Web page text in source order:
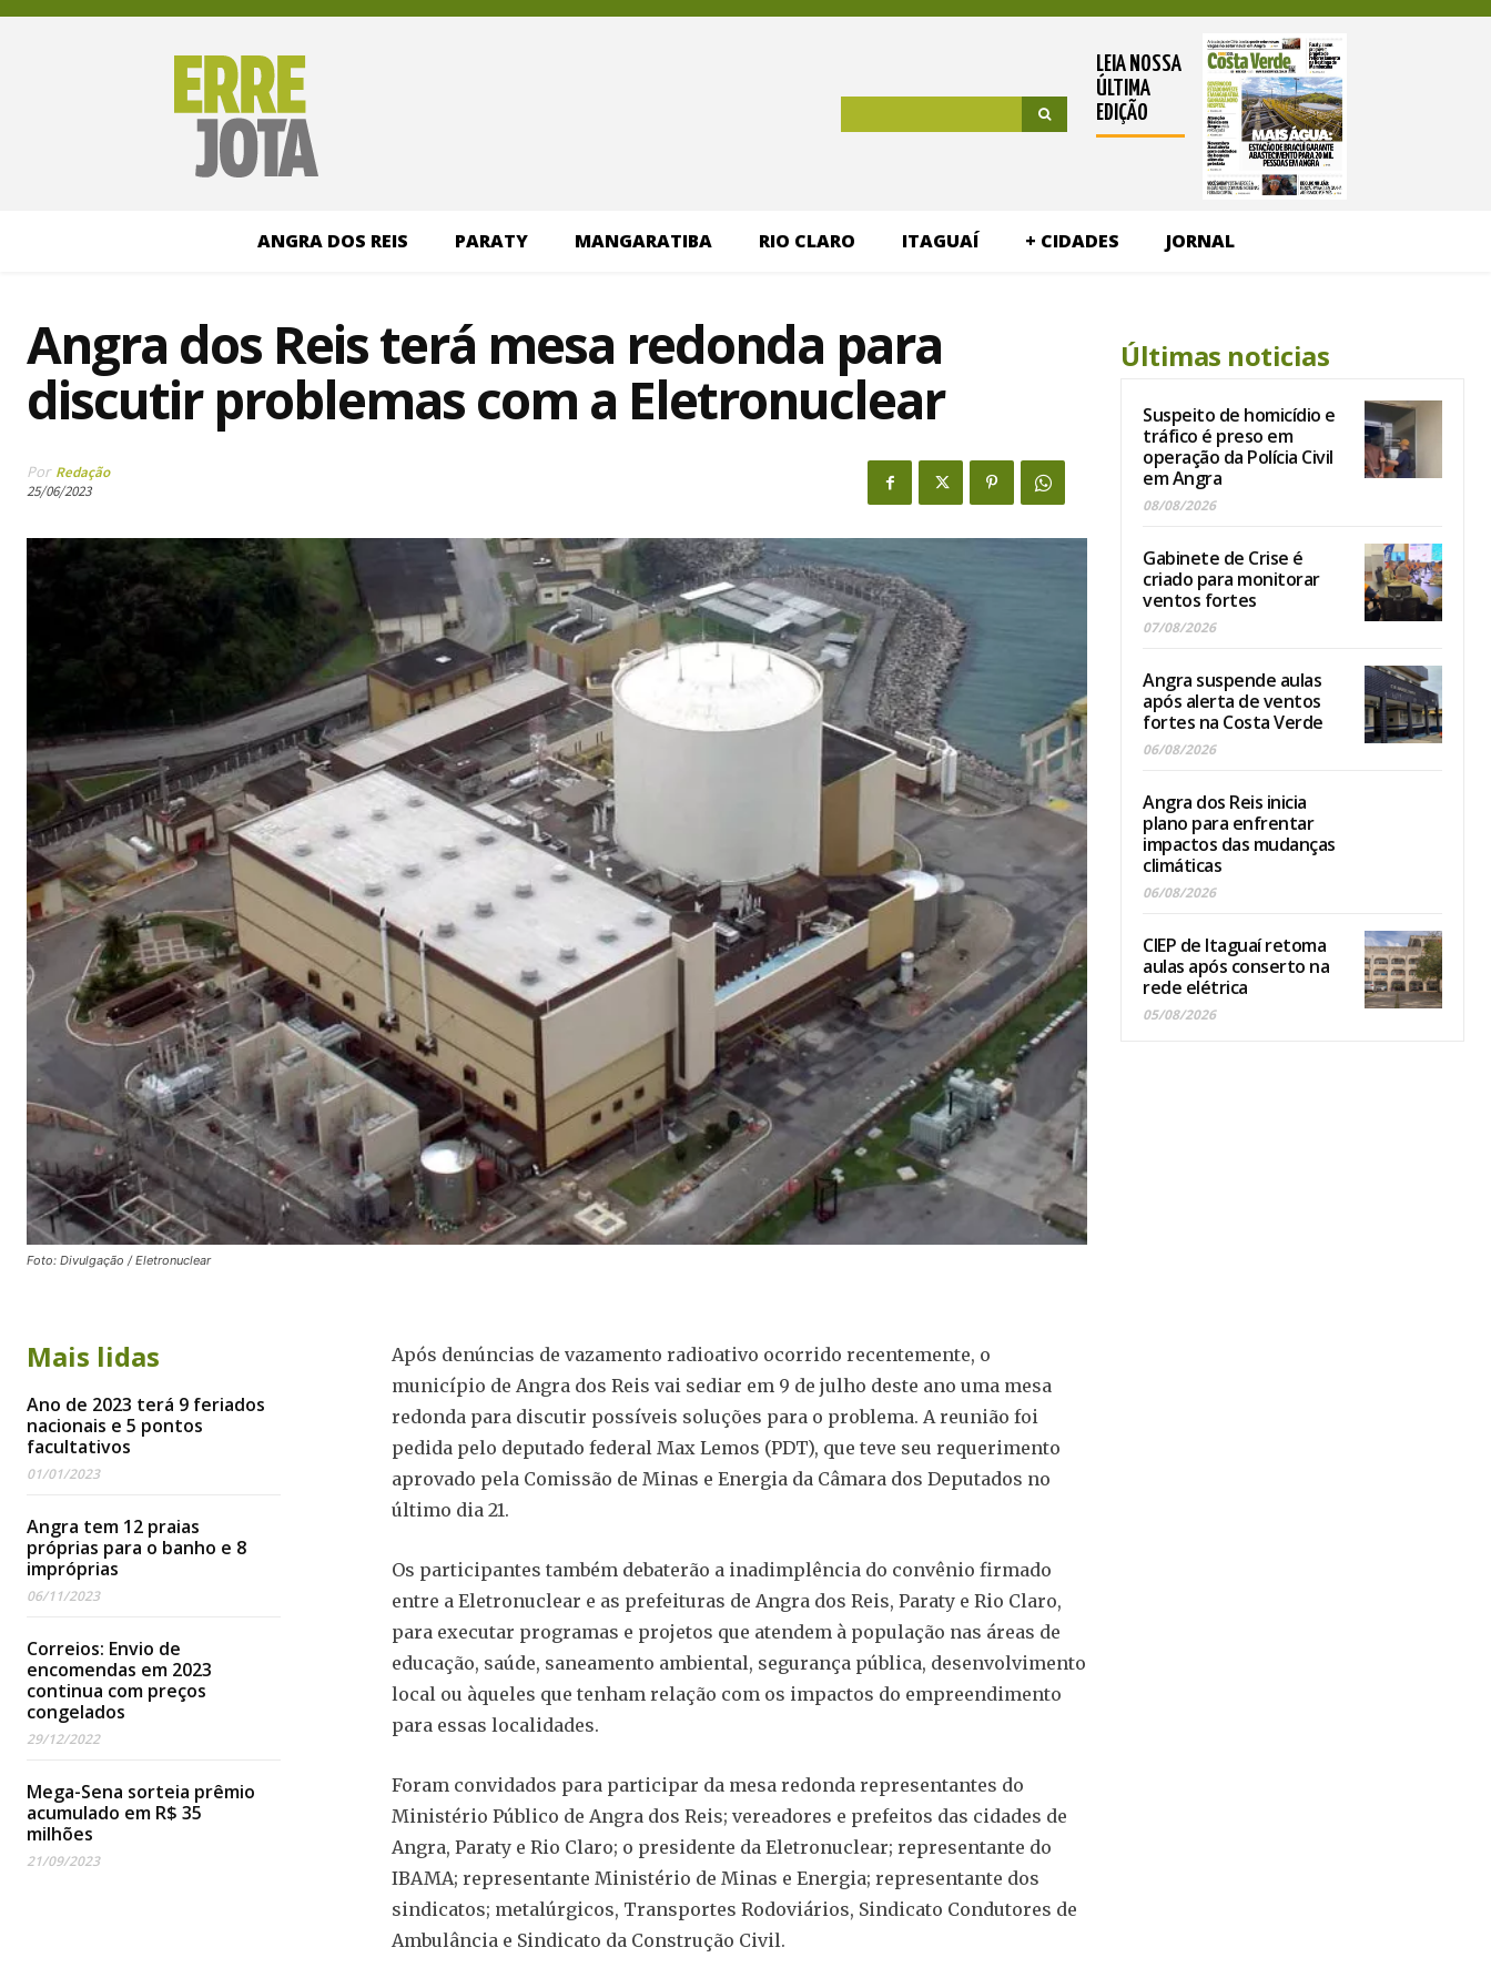
LEIA NOSSA
ÚLTIMA
EDIÇÃO
ANGRA DOS REIS PARATY MANGARATIBA RIO CLARO ITAGUAÍ + CIDADES JORNAL
Angra dos Reis terá mesa redonda para
discutir problemas com a Eletronuclear
Por Redação
25/06/2023
Foto: Divulgação / Eletronuclear
Mais lidas
Ano de 2023 terá 9 feriados
nacionais e 5 pontos
facultativos
01/01/2023
Angra tem 12 praias
próprias para o banho e 8
impróprias
06/11/2023
Correios: Envio de
encomendas em 2023
continua com preços
congelados
29/12/2022
Mega-Sena sorteia prêmio
acumulado em R$ 35
milhões
21/09/2023
Após denúncias de vazamento radioativo ocorrido recentemente, o
município de Angra dos Reis vai sediar em 9 de julho deste ano uma mesa
redonda para discutir possíveis soluções para o problema. A reunião foi
pedida pelo deputado federal Max Lemos (PDT), que teve seu requerimento
aprovado pela Comissão de Minas e Energia da Câmara dos Deputados no
último dia 21.
Os participantes também debaterão a inadimplência do convênio firmado
entre a Eletronuclear e as prefeituras de Angra dos Reis, Paraty e Rio Claro,
para executar programas e projetos que atendem à população nas áreas de
educação, saúde, saneamento ambiental, segurança pública, desenvolvimento
local ou àqueles que tenham relação com os impactos do empreendimento
para essas localidades.
Foram convidados para participar da mesa redonda representantes do
Ministério Público de Angra dos Reis; vereadores e prefeitos das cidades de
Angra, Paraty e Rio Claro; o presidente da Eletronuclear; representante do
IBAMA; representante Ministério de Minas e Energia; representante dos
sindicatos; metalúrgicos, Transportes Rodoviários, Sindicato Condutores de
Ambulância e Sindicato da Construção Civil.
Últimas noticias
Suspeito de homicídio e
tráfico é preso em
operação da Polícia Civil
em Angra
08/08/2026
Gabinete de Crise é
criado para monitorar
ventos fortes
07/08/2026
Angra suspende aulas
após alerta de ventos
fortes na Costa Verde
06/08/2026
Angra dos Reis inicia
plano para enfrentar
impactos das mudanças
climáticas
06/08/2026
CIEP de Itaguaí retoma
aulas após conserto na
rede elétrica
05/08/2026